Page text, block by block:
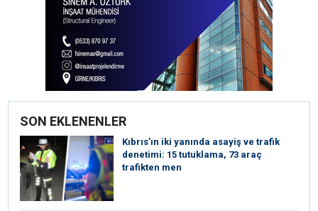
SON EKLENENLER
Kıbrıs’ın iki yanında asayiş ve trafik
denetimi: 15 tutuklama, 73 araç
trafikten men